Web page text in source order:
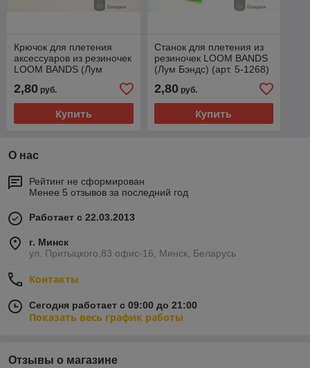
Крючок для плетения
аксессуаров из резиночек
LOOM BANDS (Лум
2,80 руб.
Купить
Станок для плетения из
резиночек LOOM BANDS
(Лум Бэндс) (арт. 5-1268)
2,80руб.
Купить
О нас
Рейтинг не сформирован
Менее 5 отзывов за последний год
Работает с 22.03.2013
г. Минск
ул. Притыцкого,83 офис-16, Минск, Беларусь
Контакты
Сегодня работает с 09:00 до 21:00
Показать весь график работы
Отзывы о магазине